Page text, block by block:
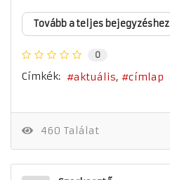
Tovább a teljes bejegyzéshez
0
Címkék: aktuális címlap
460 Találat